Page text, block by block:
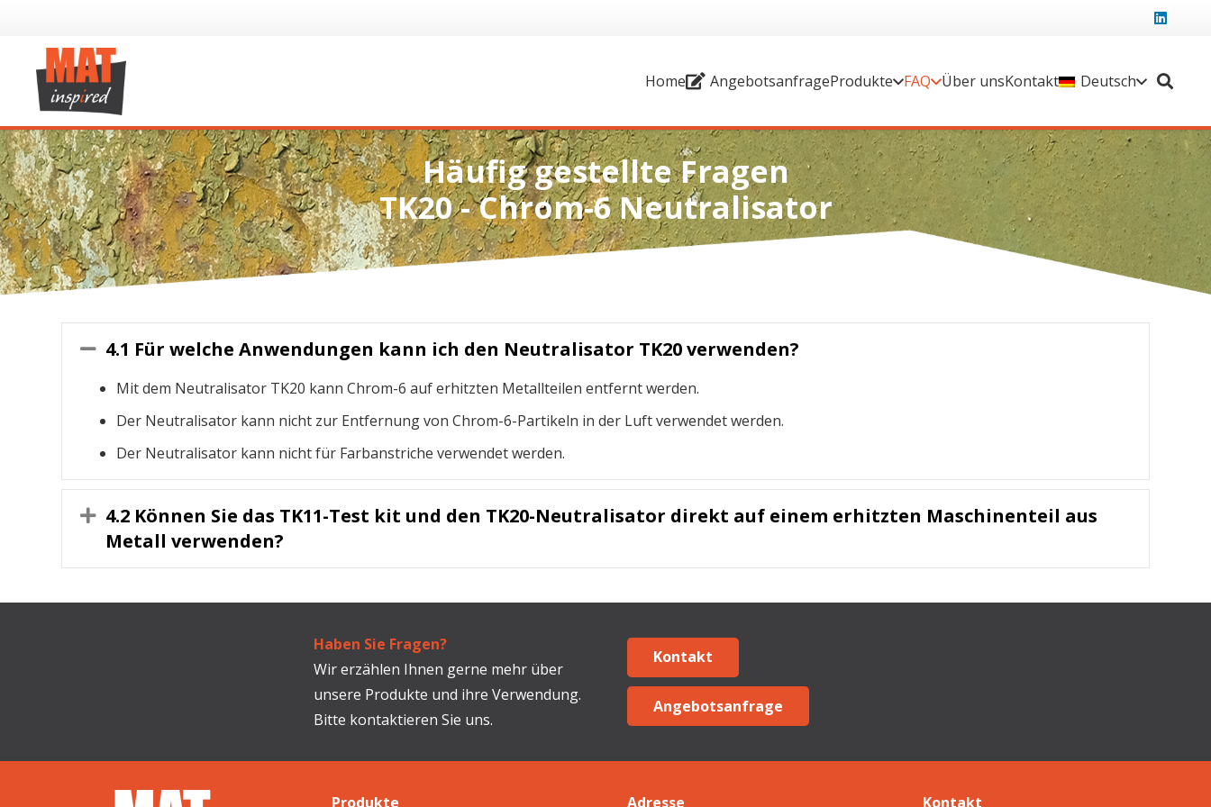
Home AngebotsanfrageProdukte FAQ Über unsKontakt Deutsch
Häufig gestellte Fragen
TK20 - Chrom-6 Neutralisator
Collapse
4.1 Für welche Anwendungen kann ich den Neutralisator TK20 verwenden?
Mit dem Neutralisator TK20 kann Chrom-6 auf erhitzten Metallteilen entfernt werden.
Der Neutralisator kann nicht zur Entfernung von Chrom-6-Partikeln in der Luft verwendet werden.
Der Neutralisator kann nicht für Farbanstriche verwendet werden.
Expand
4.2 Können Sie das TK11-Test kit und den TK20-Neutralisator direkt auf einem erhitzten Maschinenteil aus
Metall verwenden?
Haben Sie Fragen?
Wir erzählen Ihnen gerne mehr über
unsere Produkte und ihre Verwendung.
Bitte kontaktieren Sie uns.
Kontakt
Angebotsanfrage
Produkte Adresse Kontakt